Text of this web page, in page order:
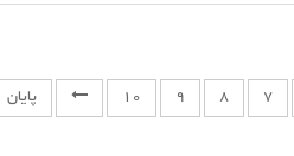
7
8
9
10 پایان